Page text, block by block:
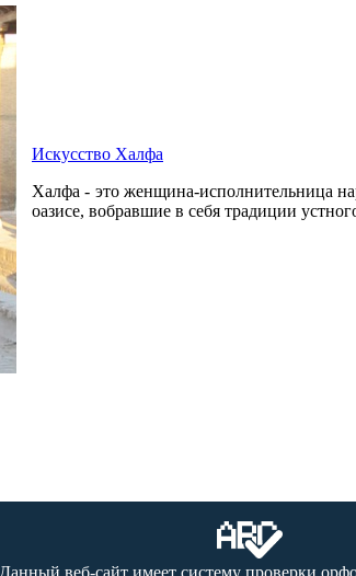
Искусство Халфа
Халфа - это женщина-исполнительница
оазисе, вобравшие в себя традиции